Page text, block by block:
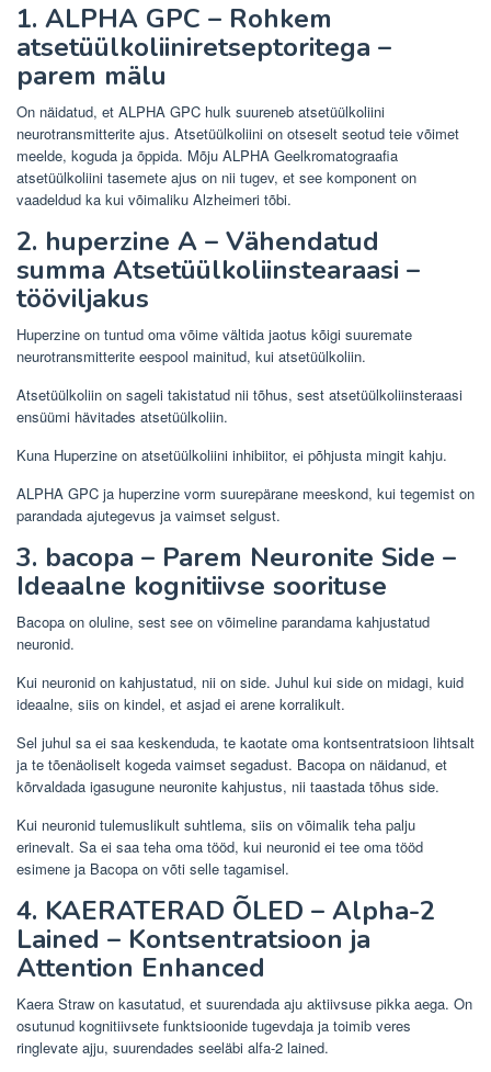
1. ALPHA GPC – Rohkem
atsetüülkoliiniretseptoritega –
parem mälu
On näidatud, et ALPHA GPC hulk suureneb atsetüülkoliini
neurotransmitterite ajus. Atsetüülkoliini on otseselt seotud teie võimet
meelde, koguda ja õppida. Mõju ALPHA Geelkromatograafia
atsetüülkoliini tasemete ajus on nii tugev, et see komponent on
vaadeldud ka kui võimaliku Alzheimeri tõbi.
2. huperzine A – Vähendatud
summa Atsetüülkoliinstearaasi –
tööviljakus
Huperzine on tuntud oma võime vältida jaotus kõigi suuremate
neurotransmitterite eespool mainitud, kui atsetüülkoliin.
Atsetüülkoliin on sageli takistatud nii tõhus, sest atsetüülkoliinsteraasi
ensüümi hävitades atsetüülkoliin.
Kuna Huperzine on atsetüülkoliini inhibiitor, ei põhjusta mingit kahju.
ALPHA GPC ja huperzine vorm suurepärane meeskond, kui tegemist on
parandada ajutegevus ja vaimset selgust.
3. bacopa – Parem Neuronite Side –
Ideaalne kognitiivse soorituse
Bacopa on oluline, sest see on võimeline parandama kahjustatud
neuronid.
Kui neuronid on kahjustatud, nii on side. Juhul kui side on midagi, kuid
ideaalne, siis on kindel, et asjad ei arene korralikult.
Sel juhul sa ei saa keskenduda, te kaotate oma kontsentratsioon lihtsalt
ja te tõenäoliselt kogeda vaimset segadust. Bacopa on näidanud, et
kõrvaldada igasugune neuronite kahjustus, nii taastada tõhus side.
Kui neuronid tulemuslikult suhtlema, siis on võimalik teha palju
erinevalt. Sa ei saa teha oma tööd, kui neuronid ei tee oma tööd
esimene ja Bacopa on võti selle tagamisel.
4. KAERATERAD ÕLED – Alpha-2
Lained – Kontsentratsioon ja
Attention Enhanced
Kaera Straw on kasutatud, et suurendada aju aktiivsuse pikka aega. On
osutunud kognitiivsete funktsioonide tugevdaja ja toimib veres
ringlevate ajju, suurendades seeläbi alfa-2 lained.